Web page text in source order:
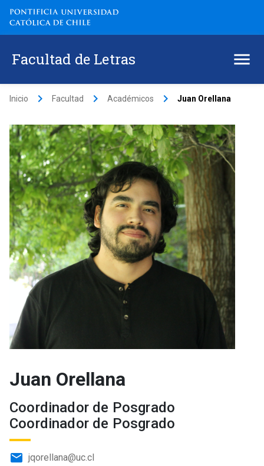
Facultad de Letras
Inicio keyboard_arrow_right Facultad keyboard_arrow_right Académicos keyboard_arrow_right Juan Orellana
Juan Orellana
Coordinador de Posgrado
Coordinador de Posgrado
email jqorellana@uc.cl